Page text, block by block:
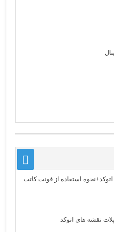
استفاده از فونت کاتب
نقشه های اتوکد